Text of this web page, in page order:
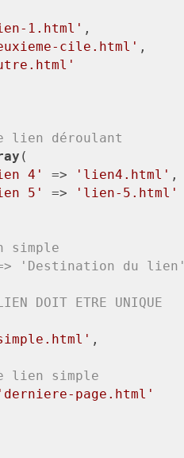
1.html' ,
cile.html' ,
lien déroulant
(
4'
=> 'lien4.html' ,
5'
=>
'lien-5.html'
simple
'Destination du lien'
DOIT ETRE UNIQUE
,
lien simple
'derniere-page.html'